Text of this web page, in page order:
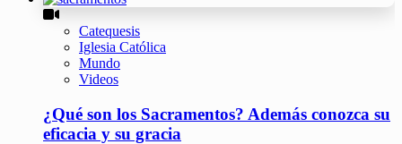
Catequesis
Iglesia Católica
Mundo
Videos
¿Qué son los Sacramentos? Además conozca su
eficacia y su gracia